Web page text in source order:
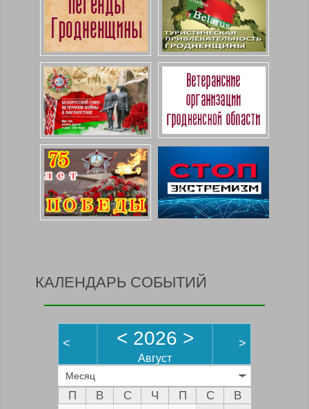
КАЛЕНДАРЬ СОБЫТИЙ
< < 2026 >
Август
>
Месяц
П В С Ч П С
В